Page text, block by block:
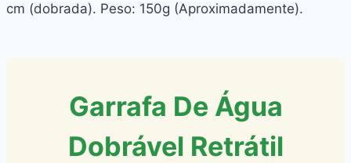
cm (dobrada). Peso: 150g (Aproximadamente).
Garrafa De Água
Dobrável Retrátil